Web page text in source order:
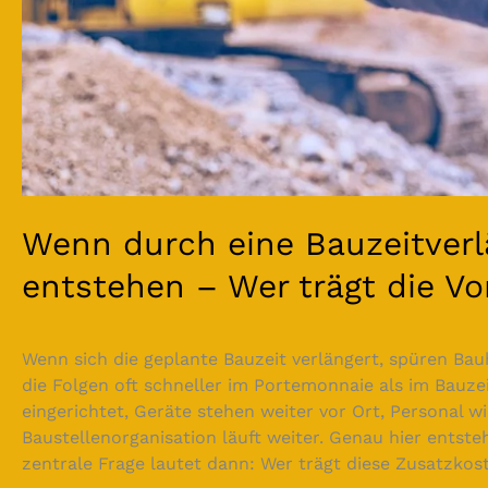
Wenn durch eine
entstehen – Wer trägt die
Wenn sich die geplante Bauzeit verlängert, spüren
die Folgen oft schneller im Portemonnaie als im
eingerichtet, Geräte stehen weiter vor Ort, Personal
Baustellenorganisation läuft weiter. Genau hier
zentrale Frage lautet dann: Wer trägt diese